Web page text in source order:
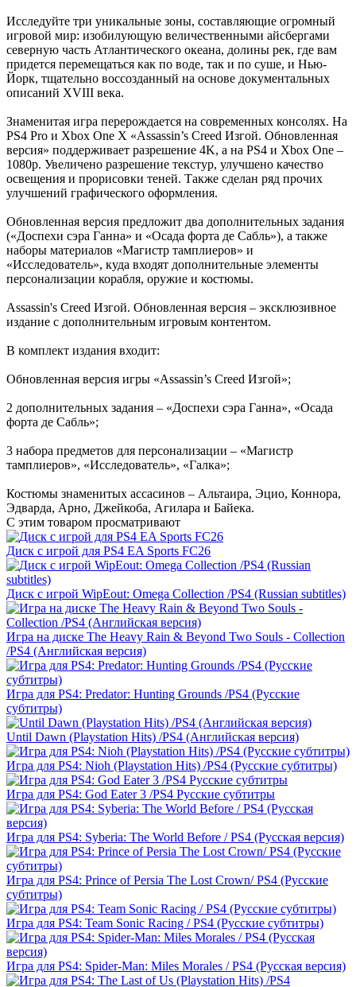
Исследуйте три уникальные зоны, составляющие огромный
игровой мир: изобилующую величественными айсбергами
северную часть Атлантического океана, долины рек, где вам
придется перемещаться как по воде, так и по суше, и Нью-
Йорк, тщательно воссозданный на основе документальных
описаний XVIII века.
Знаменитая игра перерождается на современных консолях. На
PS4 Pro и Xbox One X «Assassin’s Creed Изгой. Обновленная
версия» поддерживает разрешение 4K, а на PS4 и Xbox One –
1080р. Увеличено разрешение текстур, улучшено качество
освещения и прорисовки теней. Также сделан ряд прочих
улучшений графического оформления.
Обновленная версия предложит два дополнительных задания
(«Доспехи сэра Ганна» и «Осада форта де Сабль»), а также
наборы материалов «Магистр тамплиеров» и
«Исследователь», куда входят дополнительные элементы
персонализации корабля, оружие и костюмы.
Assassin's Creed Изгой. Обновленная версия – эксклюзивное
издание с дополнительным игровым контентом.
В комплект издания входит:
Обновленная версия игры «Assassin’s Creed Изгой»;
2 дополнительных задания – «Доспехи сэра Ганна», «Осада
форта де Сабль»;
3 набора предметов для персонализации – «Магистр
тамплиеров», «Исследователь», «Галка»;
Костюмы знаменитых ассасинов – Альтаира, Эцио, Коннора,
Эдварда, Арно, Джейкоба, Агилара и Байека.
С этим товаром просматривают
Диск с игрой для PS4 EA Sports FC26
Диск с игрой WipEout: Omega Collection /PS4 (Russian subtitles)
Игра на диске The Heavy Rain & Beyond Two Souls - Collection
/PS4 (Английская версия)
Игра для PS4: Predator: Hunting Grounds /PS4 (Русские
субтитры)
Until Dawn (Playstation Hits) /PS4 (Английская версия)
Игра для PS4: Nioh (Playstation Hits) /PS4 (Русские субтитры)
Игра для PS4: God Eater 3 /PS4 Русские субтитры
Игра для PS4: Syberia: The World Before / PS4 (Русская версия)
Игра для PS4: Prince of Persia The Lost Crown/ PS4 (Русские
субтитры)
Игра для PS4: Team Sonic Racing / PS4 (Русские субтитры)
Игра для PS4: Spider-Man: Miles Morales / PS4 (Русская версия)